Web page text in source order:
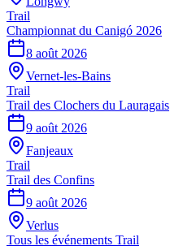
Trail
Championnat du Canigó 2026
8 août 2026
Vernet-les-Bains
Trail
Trail des Clochers du Lauragais
9 août 2026
Fanjeaux
Trail
Trail des Confins
9 août 2026
Verlus
Tous les événements Trail